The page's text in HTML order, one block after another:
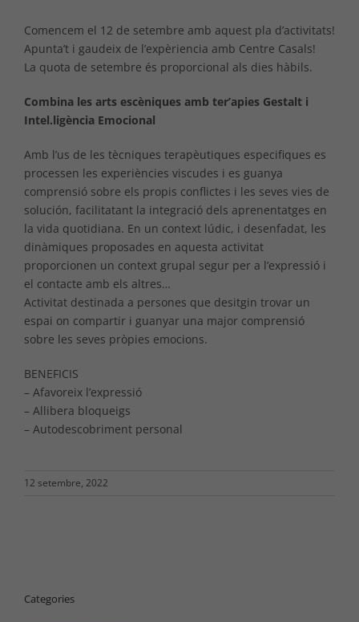
Comencem el 12 de setembre amb aquest pla d’activitats!
Apunta’t i gaudeix de l’expèriencia amb Centre Casals!
La quota de setembre és proporcional als dies hàbils.
Combina les arts escèniques amb ter’apies Gestalt i
Intel.ligència Emocional
Amb l’us de les tècniques terapèutiques especifiques es
processen les experiències viscudes i es guanya
comprensió sobre els propis conflictes i les seves vies de
solución, facilitatant la integració dels aprenentatges en
la vida quotidiana. En un context lúdic, i desenfadat, les
dinàmiques proposades en aquesta activitat
proporcionen un context grupal segur per a l’expressió i
el contacte amb els altres…
Activitat destinada a persones que desitgin trovar un
espai on compartir i guanyar una major comprensió
sobre les seves pròpies emocions.
BENEFICIS
– Afavoreix l’expressió
– Allibera bloqueigs
– Autodescobriment personal
12 setembre, 2022
Categories